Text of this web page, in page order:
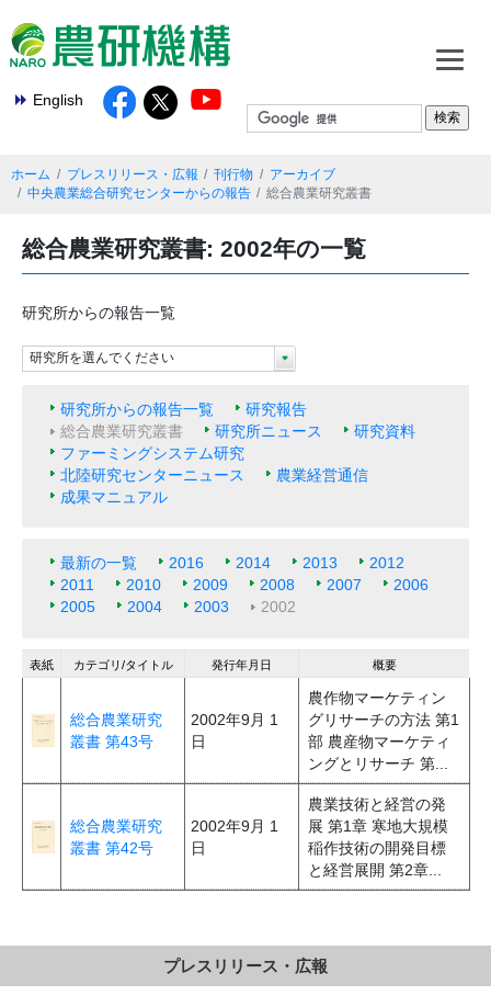
English
ホーム プレスリリース・広報 刊行物
アーカイブ
中央農業総合研究センターからの報告
総合農業研究叢書
総合農業研究叢書: 2002年の一覧
研究所からの報告一覧
研究所を選んでください
研究所からの報告一覧
研究報告
総合農業研究叢書
研究所ニュース
研究資料
ファーミングシステム研究
北陸研究センターニュース
農業経営通信
成果マニュアル
最新の一覧 2016 2014 2013
2012
2011
2010 2009 2008 2007
2006
2005
2004 2003 2002
表紙 カテゴリ/タイトル 発行年月日 概要
総合農業研究
叢書 第43号
2002年9月 1
日
農作物マーケティン
グリサーチの方法 第1
部 農産物マーケティ
ングとリサーチ 第...
総合農業研究
叢書 第42号
2002年9月 1
日
農業技術と経営の発
展 第1章 寒地大規模
稲作技術の開発目標
と経営展開 第2章...
プレスリリース・広報